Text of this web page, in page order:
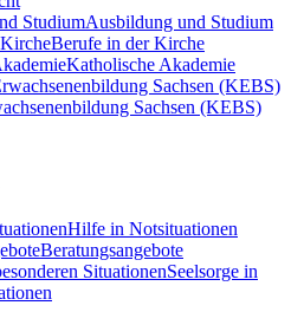
Ausbildung und Studium
Berufe in der Kirche
Katholische Akademie
Sachsen (KEBS)
Hilfe in Notsituationen
Beratungsangebote
Seelsorge in